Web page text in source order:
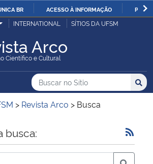
IR
O
BR ACESSO À INFORMAÇÃO
Pública
INTERNATIONAL SÍTIOS DA UFSM
Arco
Científico e Cultural
do Sítio
Busca
Buscar no no Sítio
Busca:
> Revista Arco > Busca
busca: